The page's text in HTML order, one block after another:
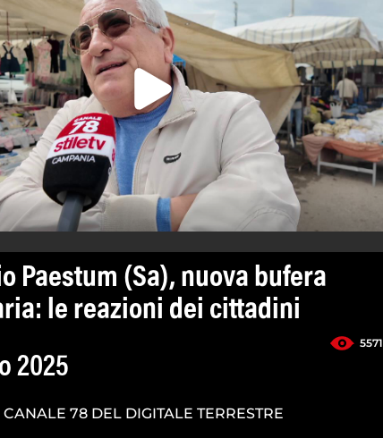
Paestum (Sa), nuova bufera
le reazioni dei cittadini
5571
2025
78 DEL DIGITALE TERRESTRE